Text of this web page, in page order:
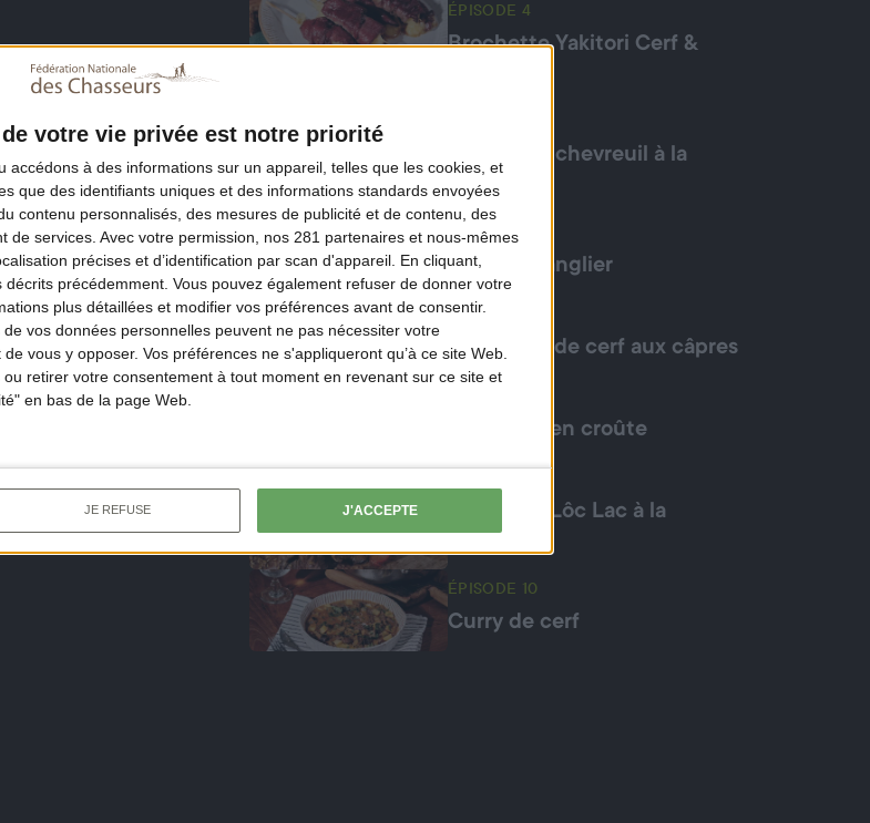
votre vie privée est notre priorité
accédons à des informations sur un appareil, telles que les cookies, et
que des identifiants uniques et des informations standards envoyées
contenu personnalisés, des mesures de publicité et de contenu, des
de services. Avec votre permission, nos 281 partenaires et nous-mêmes
précises et d’identification par scan d'appareil. En cliquant,
précédemment. Vous pouvez également refuser de donner votre
plus détaillées et modifier vos préférences avant de consentir.
vos données personnelles peuvent ne pas nécessiter votre
vous y opposer. Vos préférences ne s'appliqueront qu’à ce site Web.
retirer votre consentement à tout moment en revenant sur ce site et
en bas de la page Web.
JE REFUSE J'ACCEPTE
ÉPISODE 4
Brochette Yakitori Cerf &
Risotto de chevreuil à la
truffe
ÉPISODE 6
Mafé de sanglier
ÉPISODE 6
Carpaccio de cerf aux câpres
Chevreuil en croûte
Chevreuil Lôc Lac à la
ÉPISODE 10
Curry de cerf